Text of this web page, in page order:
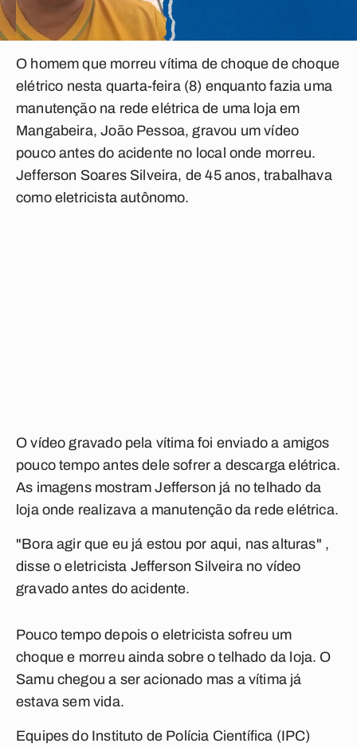
O homem que morreu vítima de choque de choque
elétrico nesta quarta-feira (8) enquanto fazia uma
manutenção na rede elétrica de uma loja em
Mangabeira, João Pessoa, gravou um vídeo
pouco antes do acidente no local onde morreu.
Jefferson Soares Silveira, de 45 anos, trabalhava
como eletricista autônomo.
O vídeo gravado pela vítima foi enviado a amigos
pouco tempo antes dele sofrer a descarga elétrica.
As imagens mostram Jefferson já no telhado da
loja onde realizava a manutenção da rede elétrica.
"Bora agir que eu já estou por aqui, nas alturas" ,
disse o eletricista Jefferson Silveira no vídeo
gravado antes do acidente.
Pouco tempo depois o eletricista sofreu um
choque e morreu ainda sobre o telhado da loja. O
Samu chegou a ser acionado mas a vítima já
estava sem vida.
Equipes do Instituto de Polícia Científica (IPC)